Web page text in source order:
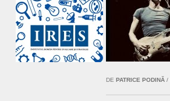
DE PATRICE PODINĂ /